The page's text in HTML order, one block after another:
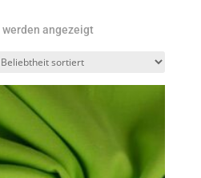
werden angezeigtSorted